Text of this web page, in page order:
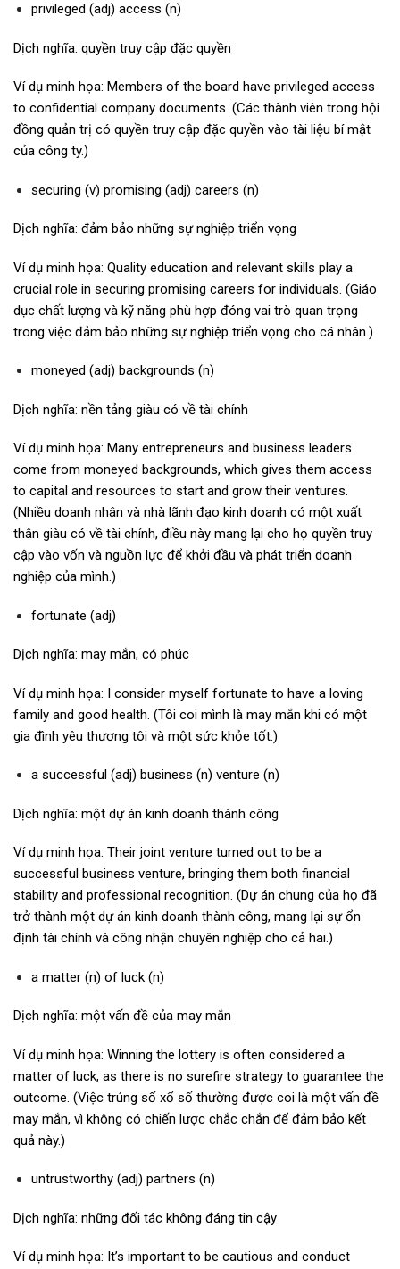
privileged (adj) access (n)
Dịch nghĩa: quyền truy cập đặc quyền
Ví dụ minh họa: Members of the board have privileged access
to confidential company documents. (Các thành viên trong hội
đồng quản trị có quyền truy cập đặc quyền vào tài liệu bí mật
của công ty.)
securing (v) promising (adj) careers (n)
Dịch nghĩa: đảm bảo những sự nghiệp triển vọng
Ví dụ minh họa: Quality education and relevant skills play a
crucial role in securing promising careers for individuals. (Giáo
dục chất lượng và kỹ năng phù hợp đóng vai trò quan trọng
trong việc đảm bảo những sự nghiệp triển vọng cho cá nhân.)
moneyed (adj) backgrounds (n)
Dịch nghĩa: nền tảng giàu có về tài chính
Ví dụ minh họa: Many entrepreneurs and business leaders
come from moneyed backgrounds, which gives them access
to capital and resources to start and grow their ventures.
(Nhiều doanh nhân và nhà lãnh đạo kinh doanh có một xuất
thân giàu có về tài chính, điều này mang lại cho họ quyền truy
cập vào vốn và nguồn lực để khởi đầu và phát triển doanh
nghiệp của mình.)
fortunate (adj)
Dịch nghĩa: may mắn, có phúc
Ví dụ minh họa: I consider myself fortunate to have a loving
family and good health. (Tôi coi mình là may mắn khi có một
gia đình yêu thương tôi và một sức khỏe tốt.)
a successful (adj) business (n) venture (n)
Dịch nghĩa: một dự án kinh doanh thành công
Ví dụ minh họa: Their joint venture turned out to be a
successful business venture, bringing them both financial
stability and professional recognition. (Dự án chung của họ đã
trở thành một dự án kinh doanh thành công, mang lại sự ổn
định tài chính và công nhận chuyên nghiệp cho cả hai.)
a matter (n) of luck (n)
Dịch nghĩa: một vấn đề của may mắn
Ví dụ minh họa: Winning the lottery is often considered a
matter of luck, as there is no surefire strategy to guarantee the
outcome. (Việc trúng số xổ số thường được coi là một vấn đề
may mắn, vì không có chiến lược chắc chắn để đảm bảo kết
quả này.)
untrustworthy (adj) partners (n)
Dịch nghĩa: những đối tác không đáng tin cậy
Ví dụ minh họa: It’s important to be cautious and conduct